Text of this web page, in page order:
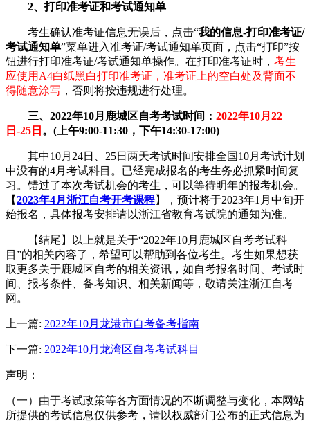
2、打印准考证和考试通知单
考生确认准考证信息无误后，点击“我的信息-打印准考证/
考试通知单”菜单进入准考证/考试通知单页面，点击“打印”按
钮进行打印准考证/考试通知单操作。在打印准考证时， 考生
应使用A4白纸黑白打印准考证，准考证上的空白处及背面不
得随意涂写 ，否则将按违规进行处理。
三、2022年10月鹿城区自考考试时间： 2022年10月22
日-25日 。(上午9:00-11:30，下午14:30-17:00)
其中10月24日、25日两天考试时间安排全国10月考试计划
中没有的4月考试科目。已经完成报名的考生务必抓紧时间复
习。错过了本次考试机会的考生，可以等待明年的报考机会。
【2023年4月浙江自考开考课程】，预计将于2023年1月中旬开
始报名，具体报考安排请以浙江省教育考试院的通知为准。
【结尾】以上就是关于“2022年10月鹿城区自考考试科
目”的相关内容了，希望可以帮助到各位考生。考生如果想获
取更多关于鹿城区自考的相关资讯，如自考报名时间、考试时
间、报考条件、备考知识、相关新闻等，敬请关注浙江自考
网。
上一篇: 2022年10月龙港市自考备考指南
下一篇: 2022年10月龙湾区自考考试科目
声明：
（一）由于考试政策等各方面情况的不断调整与变化，本网站
所提供的考试信息仅供参考，请以权威部门公布的正式信息为